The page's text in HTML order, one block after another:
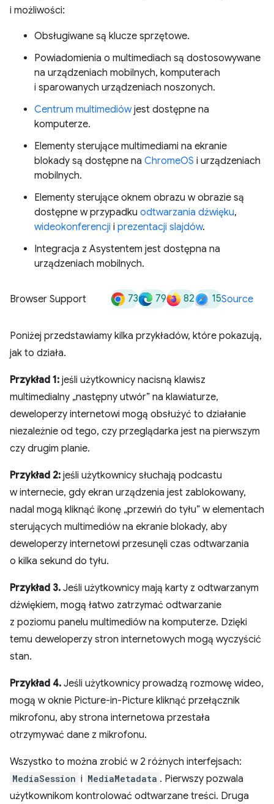
i możliwości:
Obsługiwane są klucze sprzętowe.
Powiadomienia o multimediach są dostosowywane
na urządzeniach mobilnych, komputerach
i sparowanych urządzeniach noszonych.
Centrum multimediówjest dostępne na
komputerze.
Elementy sterujące multimediami na ekranie
blokady są dostępne na ChromeOS i urządzeniach
mobilnych.
Elementy sterujące oknem obrazu w obrazie są
dostępne w przypadku odtwarzania dźwięku,
wideokonferencji i prezentacji slajdów.
Integracja z Asystentem jest dostępna na
urządzeniach mobilnych.
Browser Support 73 79 82 15Source
Poniżej przedstawiamy kilka przykładów, które pokazują,
jak to działa.
Przykład 1: jeśli użytkownicy nacisną klawisz
multimedialny „następny utwór” na klawiaturze,
deweloperzy internetowi mogą obsłużyć to działanie
niezależnie od tego, czy przeglądarka jest na pierwszym
czy drugim planie.
Przykład 2: jeśli użytkownicy słuchają podcastu
w internecie, gdy ekran urządzenia jest zablokowany,
nadal mogą kliknąć ikonę „przewiń do tyłu” w elementach
sterujących multimediów na ekranie blokady, aby
deweloperzy internetowi przesunęli czas odtwarzania
o kilka sekund do tyłu.
Przykład 3. Jeśli użytkownicy mają karty z odtwarzanym
dźwiękiem, mogą łatwo zatrzymać odtwarzanie
z poziomu panelu multimediów na komputerze. Dzięki
temu deweloperzy stron internetowych mogą wyczyścić
stan.
Przykład 4. Jeśli użytkownicy prowadzą rozmowę wideo,
mogą w oknie Picture-in-Picture kliknąć przełącznik
mikrofonu, aby strona internetowa przestała
otrzymywać dane z mikrofonu.
Wszystko to można zrobić w 2 różnych interfejsach:
MediaSession i MediaMetadata . Pierwszy pozwala
użytkownikom kontrolować odtwarzane treści. Druga